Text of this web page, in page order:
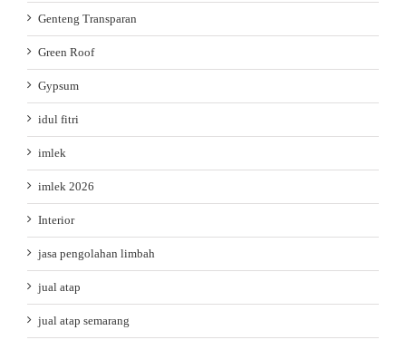
Genteng Transparan
Green Roof
Gypsum
idul fitri
imlek
imlek 2026
Interior
jasa pengolahan limbah
jual atap
jual atap semarang